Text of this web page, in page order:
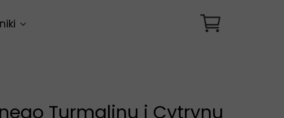
Turmalinu i Cytrynu